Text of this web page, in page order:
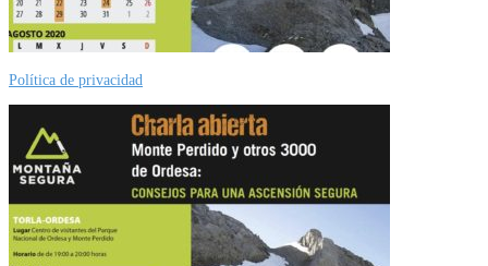
Política de privacidad